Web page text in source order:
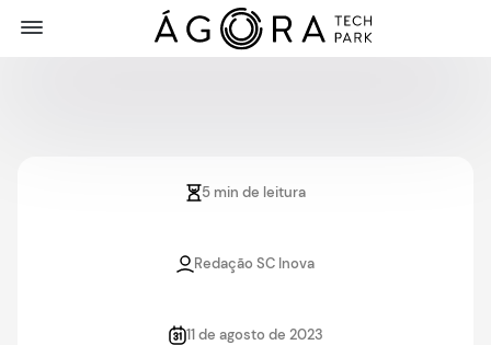
5 min de leitura
Redação SC Inova
11 de agosto de 2023